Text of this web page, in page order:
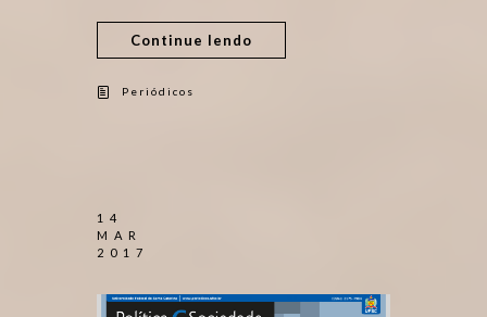
Continue lendo
Periódicos
14
MAR
2017